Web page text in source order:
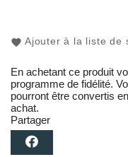
Ajouter à la liste de
En achetant ce produit
programme de fidélité.
pourront être convertis
achat.
Partager